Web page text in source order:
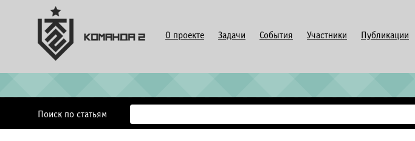
О проекте Задачи События Участники Публикации
Поиск по статьям